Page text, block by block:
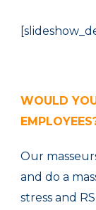
WOULD
EMPLOYEES
Our
and do a
stress and